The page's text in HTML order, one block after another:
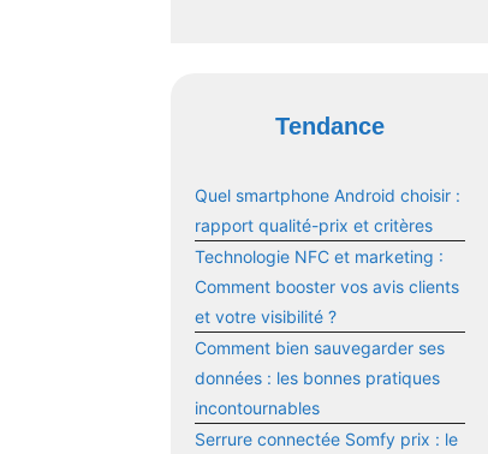
Tendance
Quel smartphone Android choisir :
rapport qualité-prix et critères
Technologie NFC et marketing :
Comment booster vos avis clients
et votre visibilité ?
Comment bien sauvegarder ses
données : les bonnes pratiques
incontournables
Serrure connectée Somfy prix : le